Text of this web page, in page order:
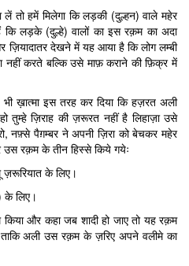
हमें मिलेगा कि लड़की (दुल्हन) वाले महेर
लड़के (दुल्हे) वालों का इस रक़म का अदा
ज़ियादातर देखने में यह आया है कि लोग लम्बी
नहीं करते बल्कि उसे माफ़ कराने की फ़िक्र में
ख़ात्मा इस तरह कर दिया कि हज़रत अली
तुम्हे ज़िराह की ज़रूरत नहीं है लिहाज़ा उसे
नफ़्से पैग़म्बर ने अपनी ज़िरा को बेचकर महेर
रक़म के तीन हिस्से किये गयेः
के लिए।
के लिए।
और कहा जब शादी हो जाए तो यह रक़म
अली उस रक़म के ज़रिए अपने वलीमे का